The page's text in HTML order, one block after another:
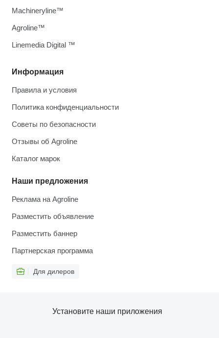
Информация
Правила и условия
Политика конфиденциальности
Советы по безопасности
Отзывы об Agroline
Каталог марок
Наши предложения
Реклама на Agroline
Разместить объявление
Разместить баннер
Партнерская программа
Для дилеров
Machineryline™
Agroline™
Linemedia Digital ™
Установите наши приложения